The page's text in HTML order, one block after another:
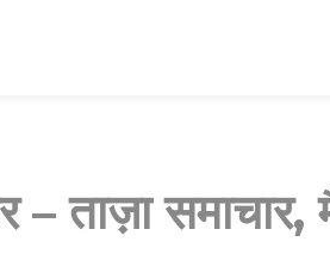
– ताज़ा